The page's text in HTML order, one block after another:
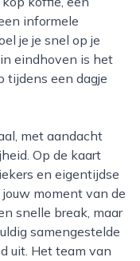
informele
je je snel op je
eindhoven is het
tijdens een dagje
Op de kaart
en eigentijdse
moment van de
snelle break, maar
samengestelde
uit. Het team van